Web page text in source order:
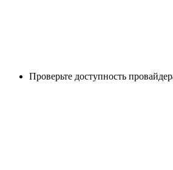
Проверьте доступность